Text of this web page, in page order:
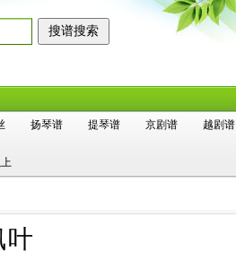
扬琴谱 提琴谱 京剧谱
越剧谱
叶